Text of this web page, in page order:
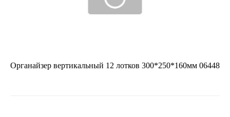
Органайзер вертикальный 12 лотков 300*250*160мм 06448